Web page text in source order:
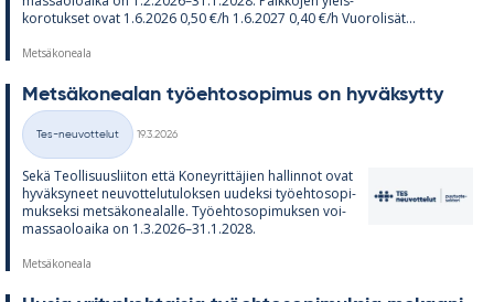
ko­ro­tuk­set ovat 1.6.2026 0,50 €/h 1.6.2027 0,40 €/h Vuo­ro­li­sät...
Metsäkoneala
Met­sä­ko­nea­lan työ­eh­to­so­pi­mus on hy­väk­sytty
Kategoriat
Tes-neuvottelut
19.3.2026
Sekä Teol­li­suus­lii­ton että Ko­ney­rit­tä­jien hal­lin­not ovat
hy­väk­sy­neet neu­vot­te­lu­tu­lok­sen uu­deksi työ­eh­to­so­pi­
muk­seksi met­sä­ko­nea­lalle. Työ­eh­to­so­pi­muk­sen voi­
mas­sao­loaika on 1.3.2026–31.1.2028.
Metsäkoneala